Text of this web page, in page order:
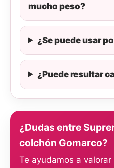
mucho peso?
¿Se puede usar
¿Puede resultar
¿Dudas entre
colchón Gomarco?
Te ayudamos a